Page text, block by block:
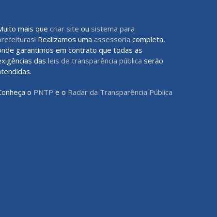
mais que criar site ou sistema para
! Realizamos uma assessoria completa,
garantimos em contrato que todas as
das leis de transparência pública serão
o PNTP e o Radar da Transparência Pública